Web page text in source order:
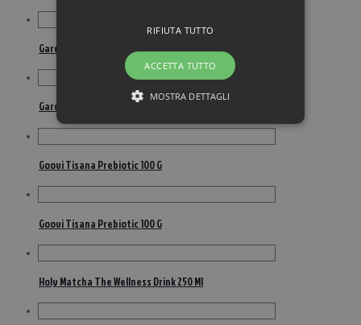
Garofano Chiodi 100g
Garofano Chiodi 100g
Goovi Tisana Prebiotic 100 G
Goovi Tisana Prebiotic 100 G
Holy Matcha The Wellness Drink 250 Ml
ACCETTA TUTTO
RIFIUTA TUTTO
MOSTRA DETTAGLI